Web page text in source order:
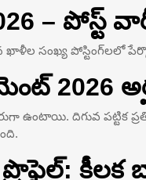
– పోస్ట్
ఖాళీల సంఖ్య పోస్టింగ్‌లలో
2026
ఉంటాయి. దిగువ పట్టిక
కీలక